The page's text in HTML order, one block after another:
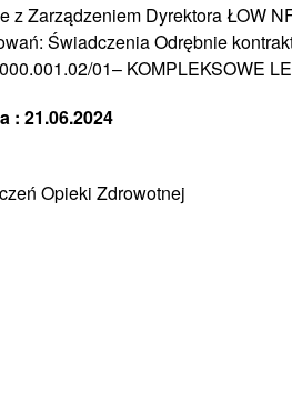
z Zarządzeniem Dyrektora ŁOW
Świadczenia Odrębnie
01– KOMPLEKSOWE
: 21.06.2024
Opieki Zdrowotnej